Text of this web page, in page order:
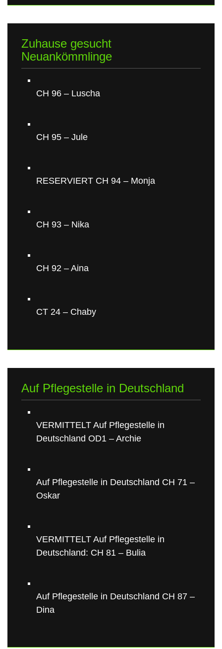
Zuhause gesucht
Neuankömmlinge
CH 96 – Luscha
CH 95 – Jule
RESERVIERT CH 94 – Monja
CH 93 – Nika
CH 92 – Aina
CT 24 – Chaby
Auf Pflegestelle in Deutschland
VERMITTELT Auf Pflegestelle in
Deutschland OD1 – Archie
Auf Pflegestelle in Deutschland CH 71 –
Oskar
VERMITTELT Auf Pflegestelle in
Deutschland: CH 81 – Bulia
Auf Pflegestelle in Deutschland CH 87 –
Dina